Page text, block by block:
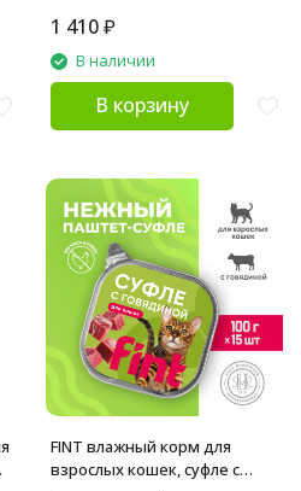
1 410₽
В наличии
В корзину
FINT влажный корм для
взрослых кошек, суфле с